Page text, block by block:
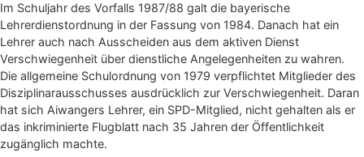
Im Schuljahr des Vorfalls 1987/88 galt die bayerische
Lehrerdienstordnung in der Fassung von 1984. Danach hat ein
Lehrer auch nach Ausscheiden aus dem aktiven Dienst
Verschwiegenheit über dienstliche Angelegenheiten zu wahren.
Die allgemeine Schulordnung von 1979 verpflichtet Mitglieder des
Disziplinarausschusses ausdrücklich zur Verschwiegenheit. Daran
hat sich Aiwangers Lehrer, ein SPD-Mitglied, nicht gehalten als er
das inkriminierte Flugblatt nach 35 Jahren der Öffentlichkeit
zugänglich machte.